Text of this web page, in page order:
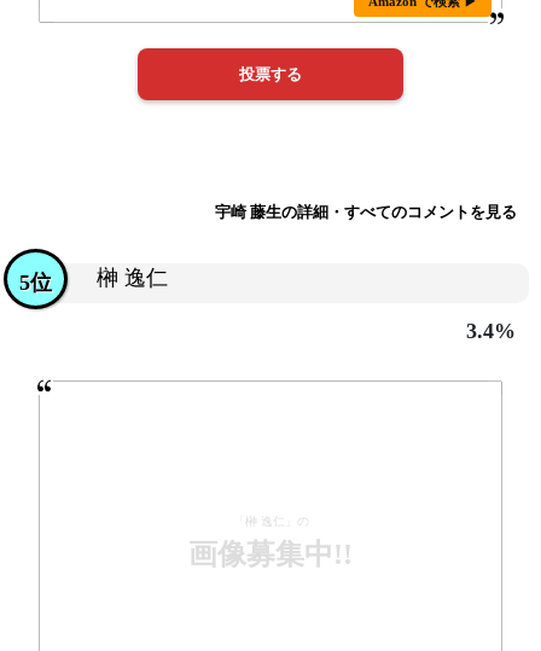
宇崎 藤生の詳細・すべてのコメントを見る
榊 逸仁
5位
3.4%
「榊 逸仁」の
画像募集中!!